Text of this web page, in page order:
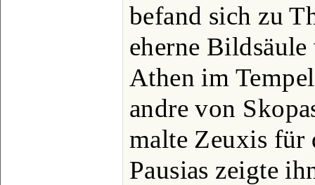
befand sich zu
eherne
Athen im
andre von
malte Zeuxis für
Pausias zeigte